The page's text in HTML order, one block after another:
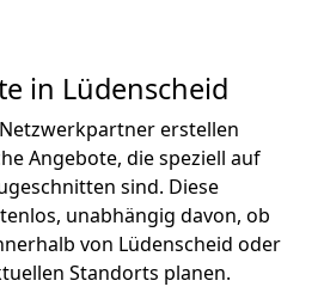
in Lüdenscheid
erstellen
Angebote, die speziell auf
sind. Diese
unabhängig davon, ob
von Lüdenscheid oder
Standorts planen.